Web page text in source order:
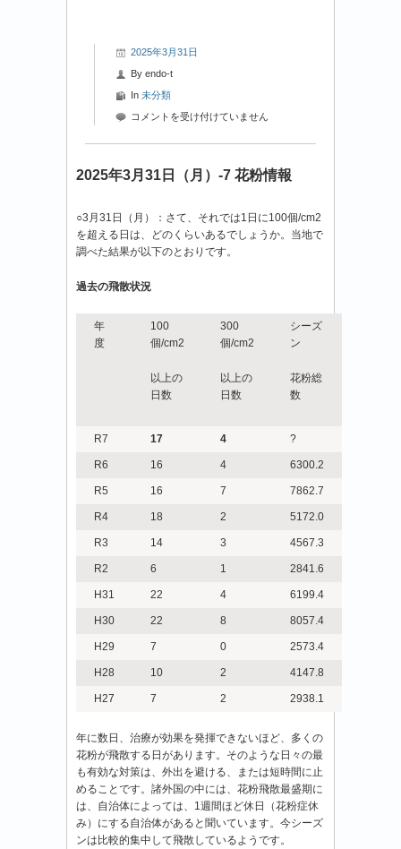
2025年3月31日
By endo-t
In 未分類
2025
月
31
（月）-8
花
粉
報
コメントを受け付けていません
2025年3月31日（月）-7 花粉情報
○3月31日（月）：さて、それでは1日に100個/cm2
を超える日は、どのくらいあるでしょうか。当地で
調べた結果が以下のとおりです。
過去の飛散状況
年
度
100
個/cm2
以上の
日数
300
個/cm2
以上の
日数
シーズ
ン
花粉総
数
R7 17 4 ?
R6 16 4 6300.2
R5 16 7 7862.7
R4 18 2 5172.0
R3 14 3 4567.3
R2 6 1 2841.6
H31 22 4 6199.4
H30 22 8 8057.4
H29 7 0 2573.4
H28 10 2 4147.8
H27 7 2 2938.1
年に数日、治療が効果を発揮できないほど、多くの
花粉が飛散する日があります。そのような日々の最
も有効な対策は、外出を避ける、または短時間に止
めることです。諸外国の中には、花粉飛散最盛期に
は、自治体によっては、1週間ほど休日（花粉症休
み）にする自治体があると聞いています。今シーズ
ンは比較的集中して飛散しているようです。